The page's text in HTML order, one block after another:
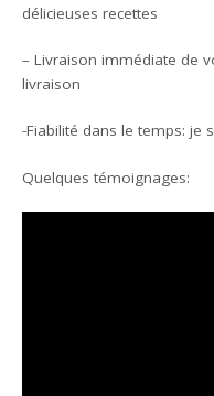
délicieuses recettes
– Livraison immédiate de
livraison
-Fiabilité dans le temps: je
Quelques témoignages: